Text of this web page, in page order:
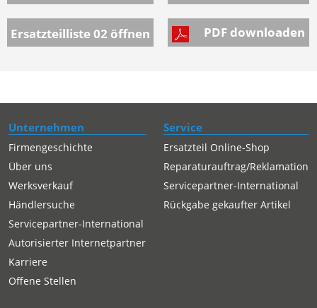
Ersatzteilliste 02 öffnen PDF downloaden
Unternehmen
Firmengeschichte
Über uns
Werksverkauf
Händlersuche
Servicepartner-International
Autorisierter Internetpartner
Karriere
Offene Stellen
Service
Ersatzteil Online-Shop
Reparaturauftrag/Reklamation
Servicepartner-International
Rückgabe gekaufter Artikel